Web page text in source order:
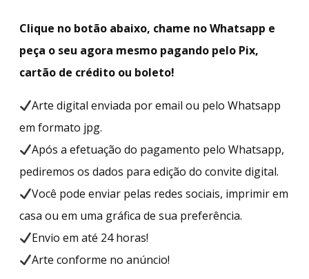
Clique no botão abaixo, chame no Whatsapp e
peça o seu agora mesmo pagando pelo Pix,
cartão de crédito ou boleto!
Arte digital enviada por email ou pelo Whatsapp
em formato jpg.
Após a efetuação do pagamento pelo Whatsapp,
pediremos os dados para edição do convite digital.
Você pode enviar pelas redes sociais, imprimir em
casa ou em uma gráfica de sua preferência.
Envio em até 24 horas!
Arte conforme no anúncio!